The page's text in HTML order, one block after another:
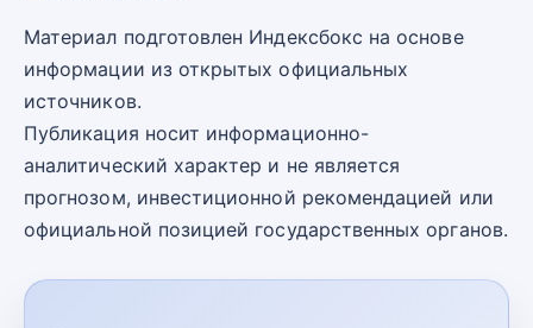
Материал подготовлен Индексбокс на основе
информации из открытых официальных
источников.
Публикация носит информационно-
аналитический характер и не является
прогнозом, инвестиционной рекомендацией или
официальной позицией государственных органов.